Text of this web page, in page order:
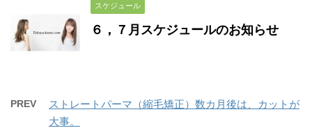
スケジュール
６，７月スケジュールのお知らせ
PREV
ストレートパーマ（縮毛矯正）数カ月後は、カットが
大事。